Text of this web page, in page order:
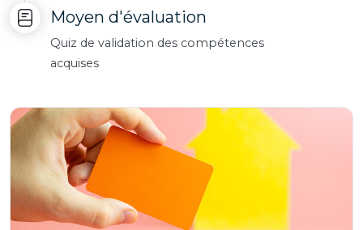
Moyen d'évaluation
Quiz de validation des compétences
acquises